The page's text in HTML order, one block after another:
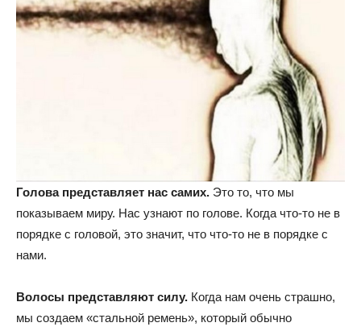
Голова представляет нас самих. Это то, что мы
показываем миру. Нас узнают по голове. Когда что-то не в
порядке с головой, это значит, что что-то не в порядке с
нами.
Волосы представляют силу. Когда нам очень страшно,
мы создаем «стальной ремень», который обычно